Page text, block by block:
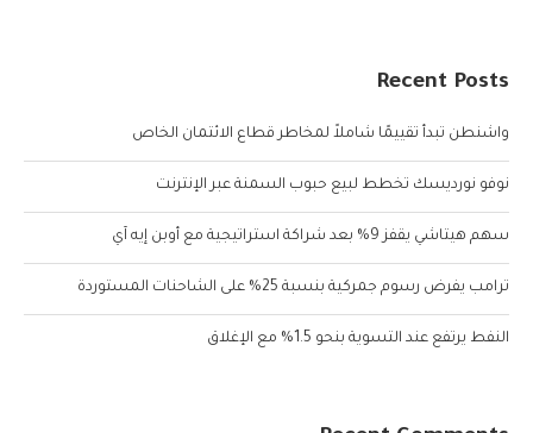
Recent Posts
واشنطن تبدأ تقييمًا شاملاً لمخاطر قطاع الائتمان الخاص
نوفو نورديسك تخطط لبيع حبوب السمنة عبر الإنترنت
سهم هيتاشي يقفز 9% بعد شراكة استراتيجية مع أوبن إيه آي
ترامب يفرض رسوم جمركية بنسبة 25% على الشاحنات المستوردة
النفط يرتفع عند التسوية بنحو 1.5% مع الإغلاق